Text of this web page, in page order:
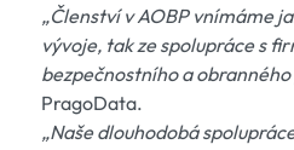
„Členství v AOBP vnímáme
vývoje, tak ze spolupráce s
bezpečnostního a obranného
PragoData.
„Naše dlouhodobá